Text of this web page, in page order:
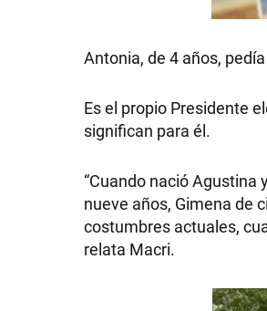
Antonia, de 4 años,
Es el propio Presidente
significan para él.
“Cuando nació Agustina
nueve años, Gimena de
costumbres actuales,
relata Macri.
SHOW
POLÍTICA